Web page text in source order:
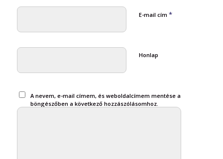
E-mail cím *
Honlap
A nevem, e-mail címem, és weboldalcímem mentése a
böngészőben a következő hozzászólásomhoz.